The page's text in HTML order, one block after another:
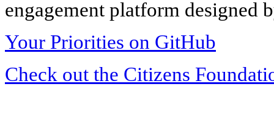
engagement platform designed
Your Priorities on GitHub
Check out the Citizens